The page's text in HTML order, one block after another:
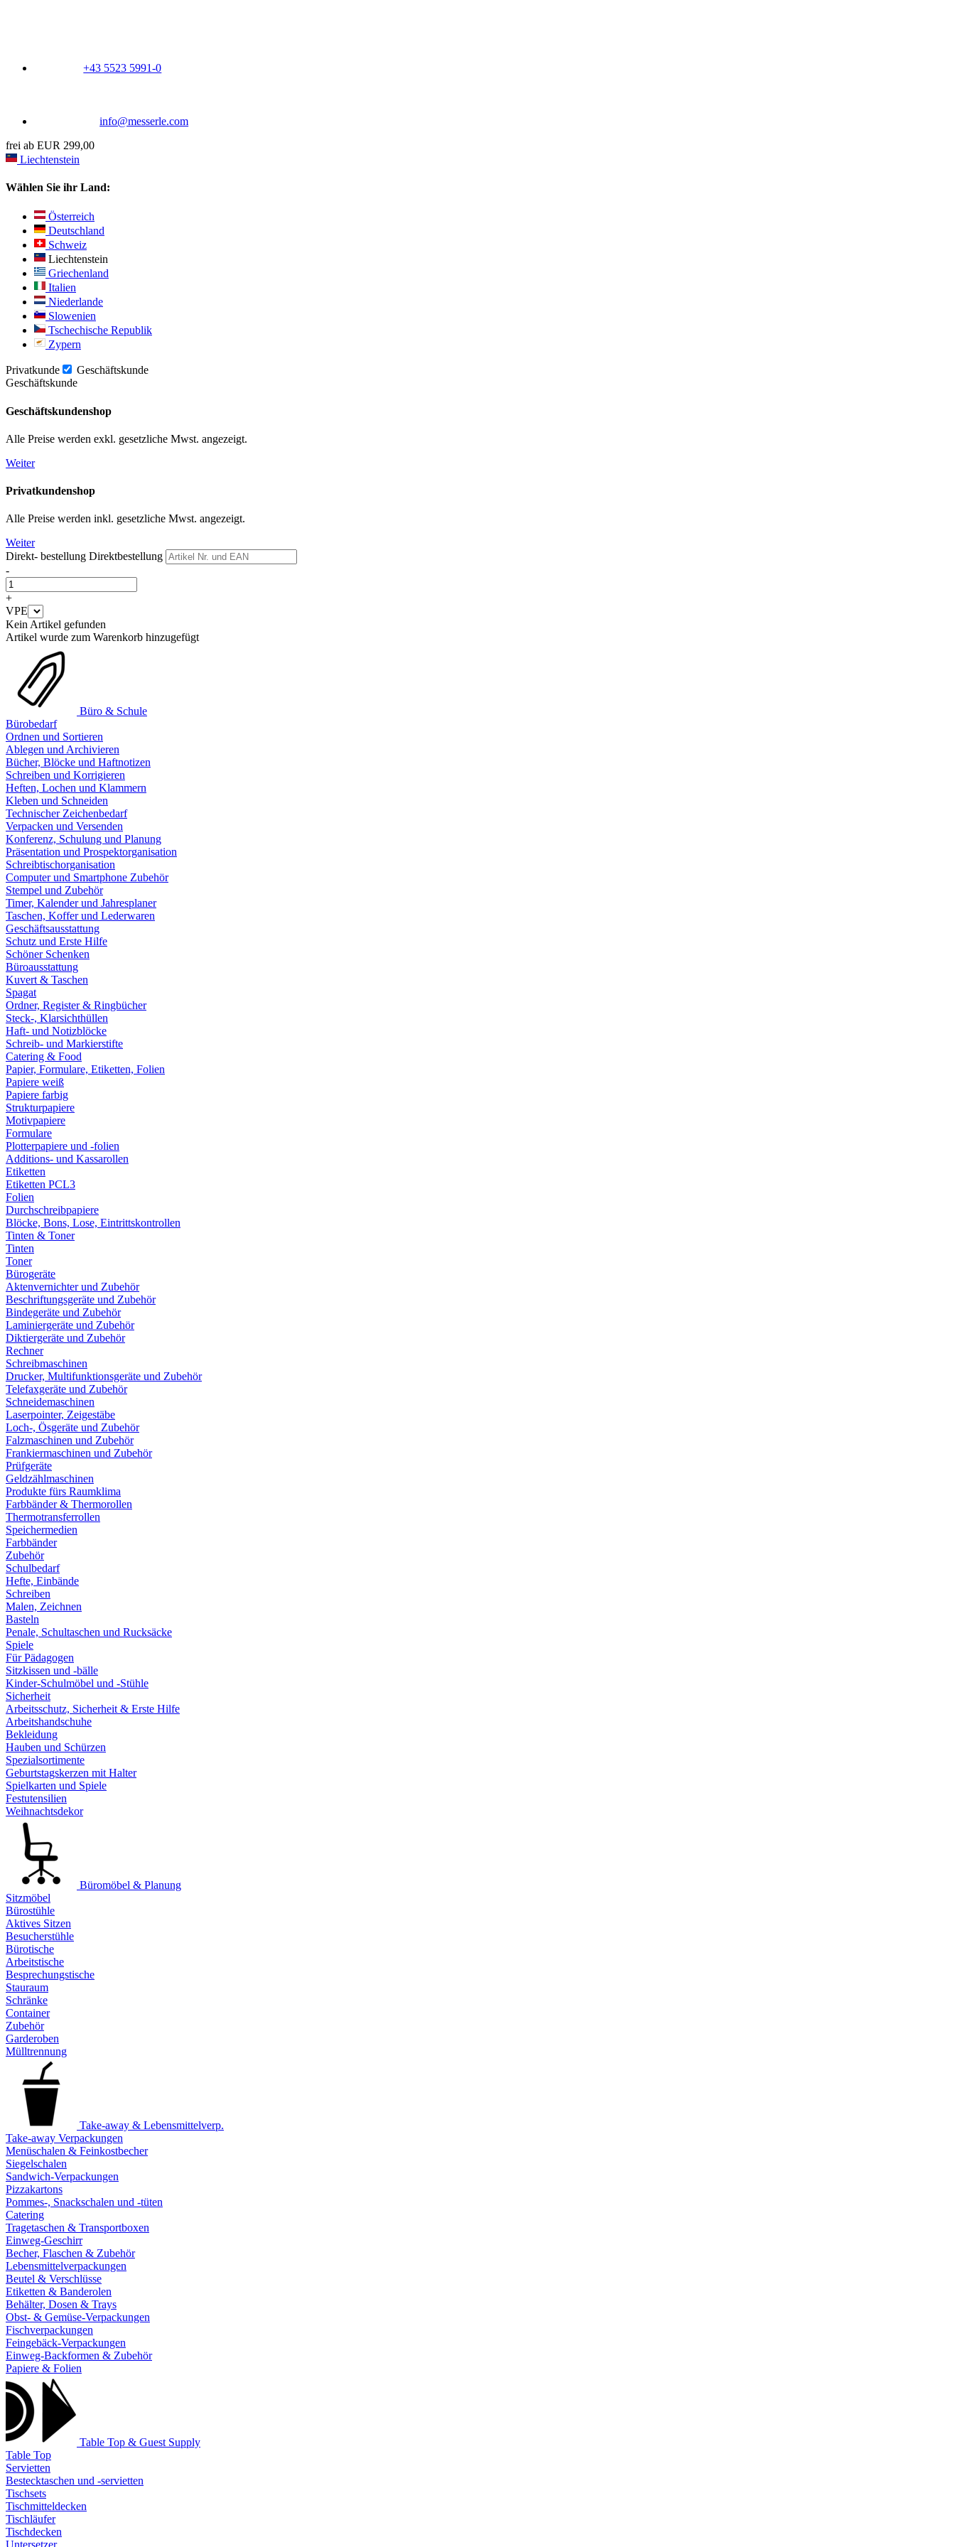
+43 5523 5991-0
info@messerle.com
frei ab EUR 299,00
Liechtenstein
Wählen Sie ihr Land:
Österreich
Deutschland
Schweiz
Liechtenstein
Griechenland
Italien
Niederlande
Slowenien
Tschechische Republik
Zypern
Privatkunde
Geschäftskunde
Geschäftskunde
Geschäftskundenshop
Alle Preise werden exkl. gesetzliche Mwst. angezeigt.
Weiter
Privatkundenshop
Alle Preise werden inkl. gesetzliche Mwst. angezeigt.
Weiter
Direkt- bestellung Direktbestellung
-
+
VPE
Kein Artikel gefunden
Artikel wurde zum Warenkorb hinzugefügt
Büro & Schule
Bürobedarf
Ordnen und Sortieren
Ablegen und Archivieren
Bücher, Blöcke und Haftnotizen
Schreiben und Korrigieren
Heften, Lochen und Klammern
Kleben und Schneiden
Technischer Zeichenbedarf
Verpacken und Versenden
Konferenz, Schulung und Planung
Präsentation und Prospektorganisation
Schreibtischorganisation
Computer und Smartphone Zubehör
Stempel und Zubehör
Timer, Kalender und Jahresplaner
Taschen, Koffer und Lederwaren
Geschäftsausstattung
Schutz und Erste Hilfe
Schöner Schenken
Büroausstattung
Kuvert & Taschen
Spagat
Ordner, Register & Ringbücher
Steck-, Klarsichthüllen
Haft- und Notizblöcke
Schreib- und Markierstifte
Catering & Food
Papier, Formulare, Etiketten, Folien
Papiere weiß
Papiere farbig
Strukturpapiere
Motivpapiere
Formulare
Plotterpapiere und -folien
Additions- und Kassarollen
Etiketten
Etiketten PCL3
Folien
Durchschreibpapiere
Blöcke, Bons, Lose, Eintrittskontrollen
Tinten & Toner
Tinten
Toner
Bürogeräte
Aktenvernichter und Zubehör
Beschriftungsgeräte und Zubehör
Bindegeräte und Zubehör
Laminiergeräte und Zubehör
Diktiergeräte und Zubehör
Rechner
Schreibmaschinen
Drucker, Multifunktionsgeräte und Zubehör
Telefaxgeräte und Zubehör
Schneidemaschinen
Laserpointer, Zeigestäbe
Loch-, Ösgeräte und Zubehör
Falzmaschinen und Zubehör
Frankiermaschinen und Zubehör
Prüfgeräte
Geldzählmaschinen
Produkte fürs Raumklima
Farbbänder & Thermorollen
Thermotransferrollen
Speichermedien
Farbbänder
Zubehör
Schulbedarf
Hefte, Einbände
Schreiben
Malen, Zeichnen
Basteln
Penale, Schultaschen und Rucksäcke
Spiele
Für Pädagogen
Sitzkissen und -bälle
Kinder-Schulmöbel und -Stühle
Sicherheit
Arbeitsschutz, Sicherheit & Erste Hilfe
Arbeitshandschuhe
Bekleidung
Hauben und Schürzen
Spezialsortimente
Geburtstagskerzen mit Halter
Spielkarten und Spiele
Festutensilien
Weihnachtsdekor
Büromöbel & Planung
Sitzmöbel
Bürostühle
Aktives Sitzen
Besucherstühle
Bürotische
Arbeitstische
Besprechungstische
Stauraum
Schränke
Container
Zubehör
Garderoben
Mülltrennung
Take-away & Lebensmittelverp.
Take-away Verpackungen
Menüschalen & Feinkostbecher
Siegelschalen
Sandwich-Verpackungen
Pizzakartons
Pommes-, Snackschalen und -tüten
Catering
Tragetaschen & Transportboxen
Einweg-Geschirr
Becher, Flaschen & Zubehör
Lebensmittelverpackungen
Beutel & Verschlüsse
Etiketten & Banderolen
Behälter, Dosen & Trays
Obst- & Gemüse-Verpackungen
Fischverpackungen
Feingebäck-Verpackungen
Einweg-Backformen & Zubehör
Papiere & Folien
Table Top & Guest Supply
Table Top
Servietten
Bestecktaschen und -servietten
Tischsets
Tischmitteldecken
Tischläufer
Tischdecken